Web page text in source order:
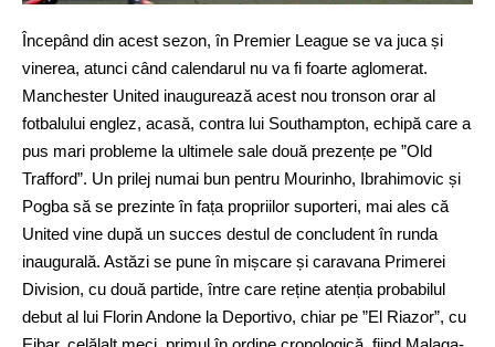
Începând din acest sezon, în Premier League se va juca și
vinerea, atunci când calendarul nu va fi foarte aglomerat.
Manchester United inaugurează acest nou tronson orar al
fotbalului englez, acasă, contra lui Southampton, echipă care a
pus mari probleme la ultimele sale două prezențe pe ”Old
Trafford”. Un prilej numai bun pentru Mourinho, Ibrahimovic și
Pogba să se prezinte în fața propriilor suporteri, mai ales că
United vine după un succes destul de concludent în runda
inaugurală. Astăzi se pune în mișcare și caravana Primerei
Division, cu două partide, între care reține atenția probabilul
debut al lui Florin Andone la Deportivo, chiar pe ”El Riazor”, cu